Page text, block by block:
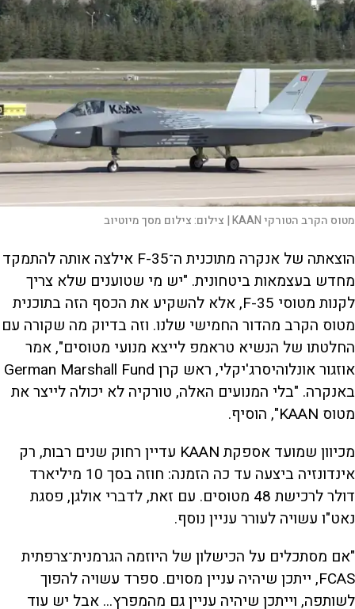
מטוס הקרב הטורקי KAAN | צילום:צילום מסך מיוטיוב
הוצאתה של אנקרה מתוכנית ה־F-35 אילצה אותה להתמקד
מחדש בעצמאות ביטחונית. "יש מי שטוענים שלא צריך
לקנות מטוסי F-35, אלא להשקיע את הכסף הזה בתוכנית
מטוס הקרב מהדור החמישי שלנו. וזה בדיוק מה שקורה עם
החלטתו של הנשיא טראמפ לייצא מנועי מטוסים", אמר
אוזגור אונלוהיסרג'יקלי, ראש קרן German Marshall Fund
באנקרה. "בלי המנועים האלה, טורקיה לא יכולה לייצר את
מטוס KAAN", הוסיף.
מכיוון שמועד אספקת KAAN עדיין רחוק שנים רבות, רק
אינדונזיה ביצעה עד כה הזמנה: חוזה בסך 10 מיליארד
דולר לרכישת 48 מטוסים. עם זאת, לדברי אולגן, פסגת
נאט"ו עשויה לעורר עניין נוסף.
"אם מסתכלים על הכישלון של היוזמה הגרמנית־צרפתית
FCAS, ייתכן שיהיה עניין מסוים. ספרד עשויה להפוך
לשותפה, וייתכן שיהיה עניין גם מהמפרץ... אבל יש עוד